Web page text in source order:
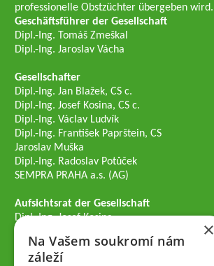
professionelle Obstzüchter übergeben wird.
Geschäftsführer der Gesellschaft
Dipl.-Ing. Tomáš Zmeškal
Dipl.-Ing. Jaroslav Vácha
Gesellschafter
Dipl.-Ing. Jan Blažek, CS c.
Dipl.-Ing. Josef Kosina, CS c.
Dipl.-Ing. Václav Ludvík
Dipl.-Ing. František Paprštein, CS
Jaroslav Muška
Dipl.-Ing. Radoslav Potůček
SEMPRA PRAHA a.s. (AG)
Aufsichtsrat der Gesellschaft
Dipl.-Ing. Josef Kosina
Mgr. Hana Vránová
×
Na Vašem soukromí nám
záleží